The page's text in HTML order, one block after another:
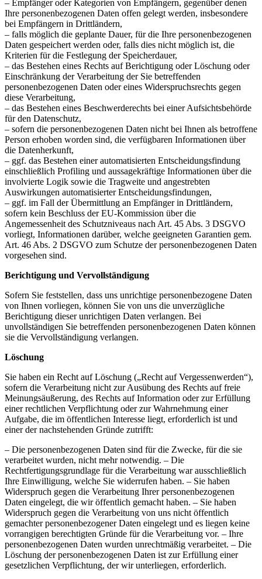
– Empfänger oder Kategorien von Empfängern, gegenüber denen
Ihre personenbezogenen Daten offen gelegt werden, insbesondere
bei Empfängern in Drittländern,
– falls möglich die geplante Dauer, für die Ihre personenbezogenen
Daten gespeichert werden oder, falls dies nicht möglich ist, die
Kriterien für die Festlegung der Speicherdauer,
– das Bestehen eines Rechts auf Berichtigung oder Löschung oder
Einschränkung der Verarbeitung der Sie betreffenden
personenbezogenen Daten oder eines Widerspruchsrechts gegen
diese Verarbeitung,
– das Bestehen eines Beschwerderechts bei einer Aufsichtsbehörde
für den Datenschutz,
– sofern die personenbezogenen Daten nicht bei Ihnen als betroffene
Person erhoben worden sind, die verfügbaren Informationen über
die Datenherkunft,
– ggf. das Bestehen einer automatisierten Entscheidungsfindung
einschließlich Profiling und aussagekräftige Informationen über die
involvierte Logik sowie die Tragweite und angestrebten
Auswirkungen automatisierter Entscheidungsfindungen,
– ggf. im Fall der Übermittlung an Empfänger in Drittländern,
sofern kein Beschluss der EU-Kommission über die
Angemessenheit des Schutzniveaus nach Art. 45 Abs. 3 DSGVO
vorliegt, Informationen darüber, welche geeigneten Garantien gem.
Art. 46 Abs. 2 DSGVO zum Schutze der personenbezogenen Daten
vorgesehen sind.
Berichtigung und Vervollständigung
Sofern Sie feststellen, dass uns unrichtige personenbezogene Daten
von Ihnen vorliegen, können Sie von uns die unverzügliche
Berichtigung dieser unrichtigen Daten verlangen. Bei
unvollständigen Sie betreffenden personenbezogenen Daten können
sie die Vervollständigung verlangen.
Löschung
Sie haben ein Recht auf Löschung („Recht auf Vergessenwerden“),
sofern die Verarbeitung nicht zur Ausübung des Rechts auf freie
Meinungsäußerung, des Rechts auf Information oder zur Erfüllung
einer rechtlichen Verpflichtung oder zur Wahrnehmung einer
Aufgabe, die im öffentlichen Interesse liegt, erforderlich ist und
einer der nachstehenden Gründe zutrifft:
– Die personenbezogenen Daten sind für die Zwecke, für die sie
verarbeitet wurden, nicht mehr notwendig. – Die
Rechtfertigungsgrundlage für die Verarbeitung war ausschließlich
Ihre Einwilligung, welche Sie widerrufen haben. – Sie haben
Widerspruch gegen die Verarbeitung Ihrer personenbezogenen
Daten eingelegt, die wir öffentlich gemacht haben. – Sie haben
Widerspruch gegen die Verarbeitung von uns nicht öffentlich
gemachter personenbezogener Daten eingelegt und es liegen keine
vorrangigen berechtigten Gründe für die Verarbeitung vor. – Ihre
personenbezogenen Daten wurden unrechtmäßig verarbeitet. – Die
Löschung der personenbezogenen Daten ist zur Erfüllung einer
gesetzlichen Verpflichtung, der wir unterliegen, erforderlich.